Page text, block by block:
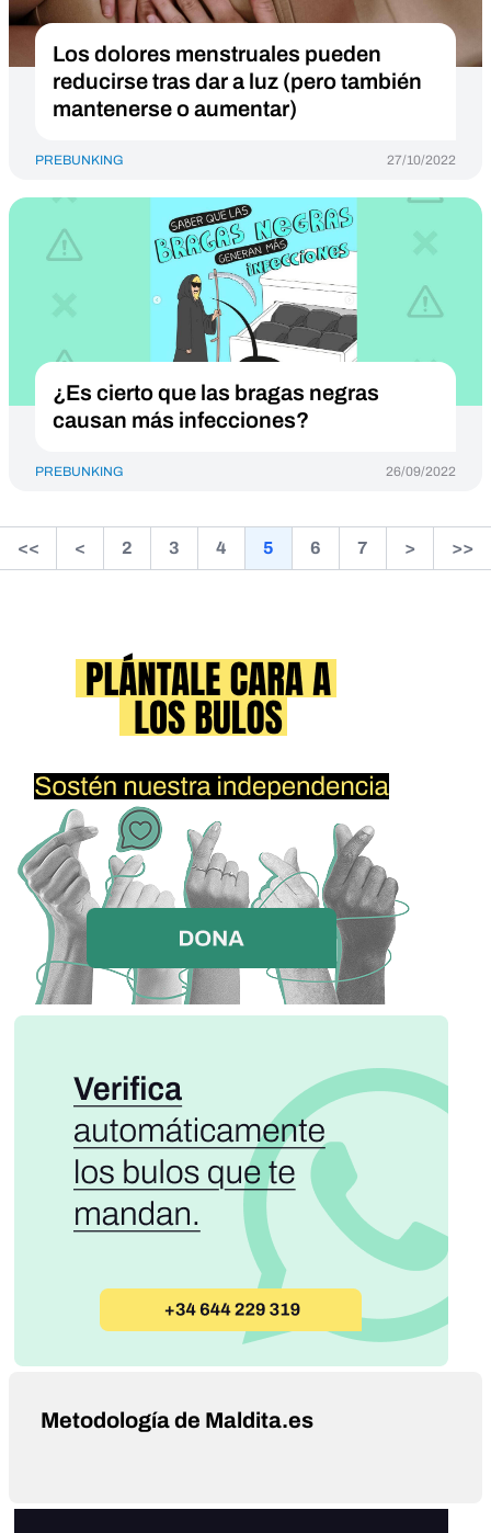
Los dolores menstruales pueden
reducirse tras dar a luz (pero también
mantenerse o aumentar)
PREBUNKING 27/10/2022
¿Es cierto que las bragas negras
causan más infecciones?
PREBUNKING 26/09/2022
<< < 2 3 4 5 6 7 > >>
Metodología de Maldita.es